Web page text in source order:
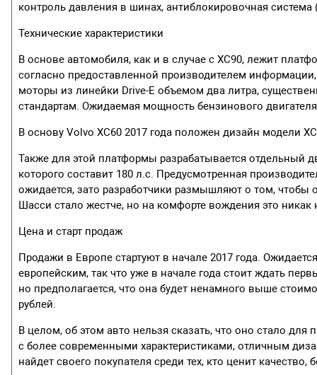
контроль давления в шинах, антиблокировочная система
Технические характеристики
В основе автомобиля, как и в случае с XC90, лежит
согласно предоставленной производителем
моторы из линейки Drive-E объемом два литра,
стандартам. Ожидаемая мощность бензинового
В основу Volvo XC60 2017 года положен дизайн модели
Также для этой платформы разрабатывается отдельный
которого составит 180 л.с. Предусмотренная
ожидается, зато разработчики размышляют о том, чтобы
Шасси стало жестче, но на комфорте вождения это никак
Цена и старт продаж
Продажи в Европе стартуют в начале 2017 года.
европейским, так что уже в начале года стоит ждать
но предполагается, что она будет ненамного выше
рублей.
В целом, об этом авто нельзя сказать, что оно стало
с более современными характеристиками, отличным
найдет своего покупателя среди тех, кто ценит